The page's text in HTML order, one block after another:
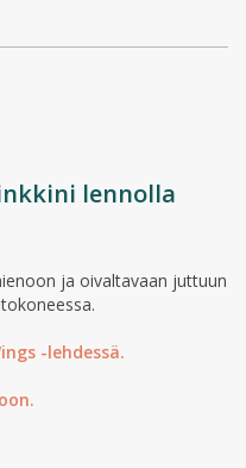
lennolla
ja oivaltavaan juttuun
-lehdessä.